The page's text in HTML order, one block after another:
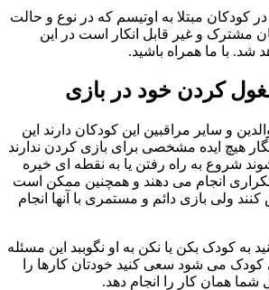
کودکان مبتلا به اوتیسم که در نوع و حالت
مشترک و غیر قابل انکار است در این
شد. با ما همراه باشید.
و سایر مراقبین این کودکان دارند این
هیچ ایده مشخصی برای بازی کردن ندارند
شروع به راه رفتن یا به نقطه ای خیره
انجام می دهند و همچنین ممکن است
ولی بازی دائم و مستمری با آنها انجام
به کودک بکن یا نکن به او نگوببد این مسئله
می شود سعی کنید خودتان کارها را
شما همان کار را انجام دهد.